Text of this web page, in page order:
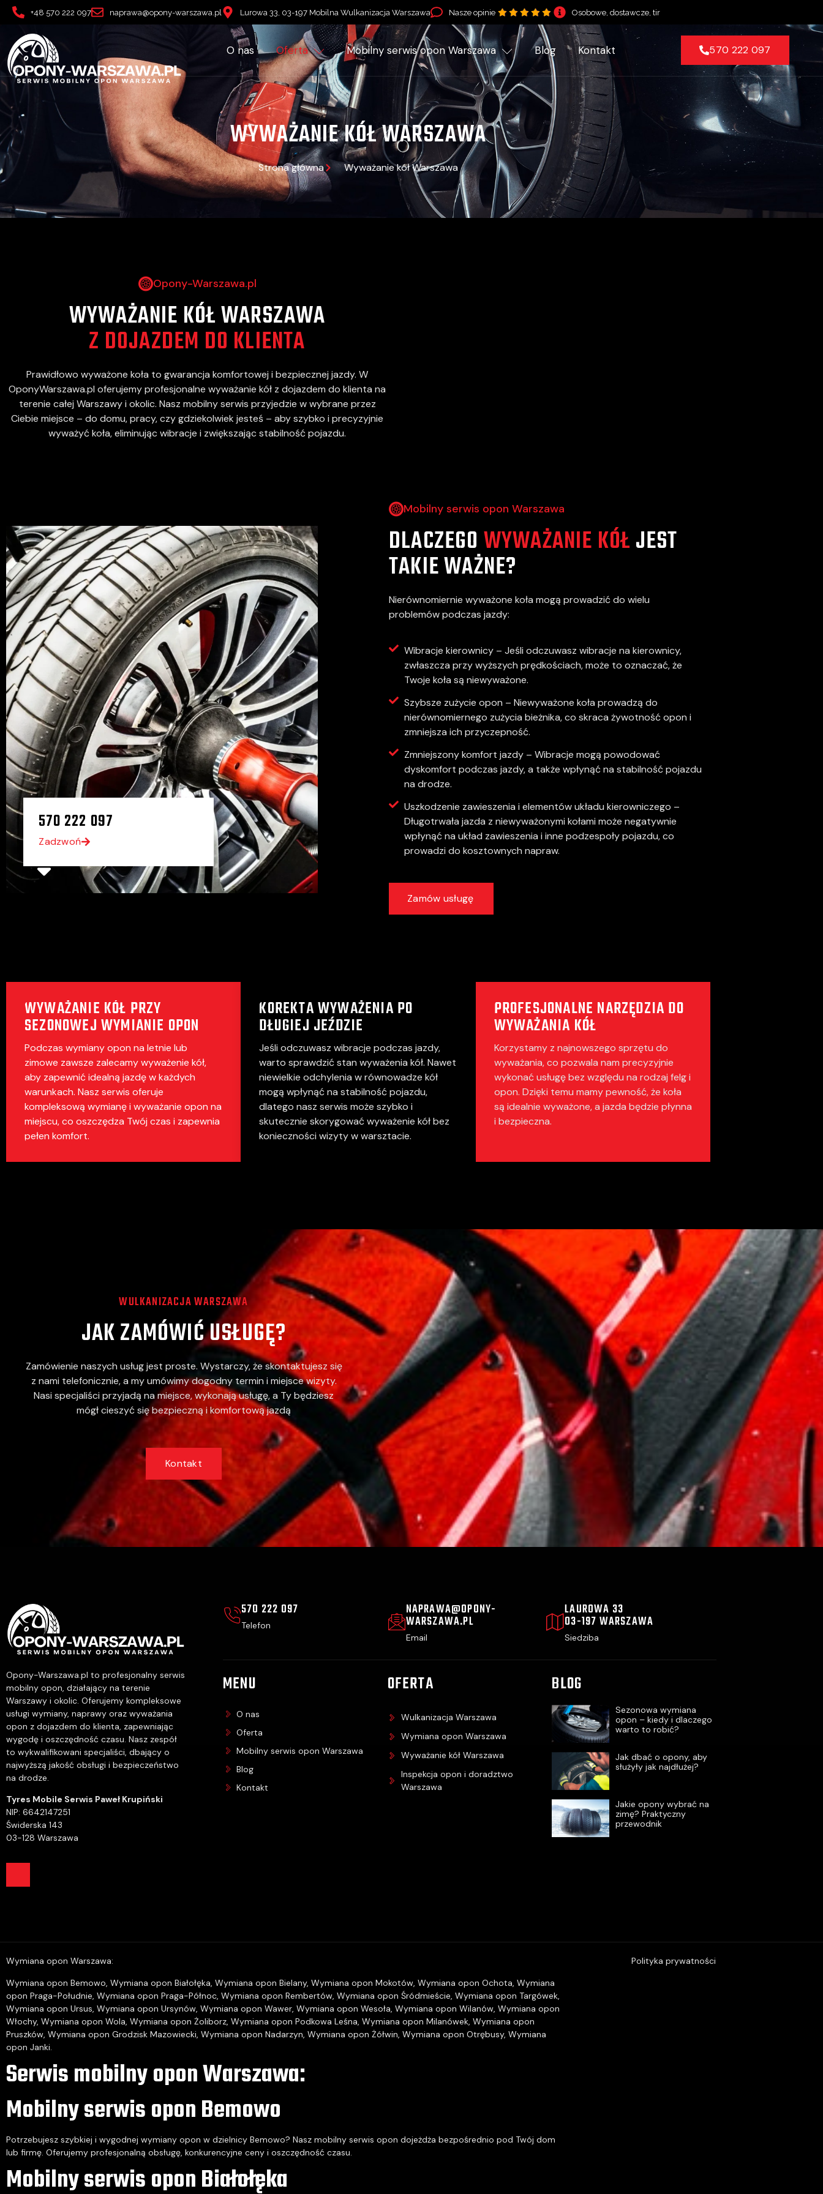
+48 570 222 097 naprawa@opony-warszawa.pl Lurowa 33, 03-197 Mobilna Wulkanizacja Warszawa Nasze opinie Osobowe, dostawcze, tir
O nas Oferta Mobilny serwis opon Warszawa Blog Kontakt 570 222 097
WYWAŻANIE KÓŁ WARSZAWA
Strona główna Wyważanie kół Warszawa
Opony-Warszawa.pl
WYWAŻANIE KÓŁ WARSZAWA
Z DOJAZDEM DO KLIENTA
Prawidłowo wyważone koła to gwarancja komfortowej i bezpiecznej jazdy. W
OponyWarszawa.pl oferujemy profesjonalne wyważanie kół z dojazdem do klienta na
terenie całej Warszawy i okolic. Nasz mobilny serwis przyjedzie w wybrane przez
Ciebie miejsce – do domu, pracy, czy gdziekolwiek jesteś – aby szybko i precyzyjnie
wyważyć koła, eliminując wibracje i zwiększając stabilność pojazdu.
570 222 097
Zadzwoń
Mobilny serwis opon Warszawa
DLACZEGO WYWAŻANIE KÓŁJEST
TAKIE WAŻNE?
Nierównomiernie wyważone koła mogą prowadzić do wielu
problemów podczas jazdy:
Wibracje kierownicy – Jeśli odczuwasz wibracje na kierownicy,
zwłaszcza przy wyższych prędkościach, może to oznaczać, że
Twoje koła są niewyważone.
Szybsze zużycie opon – Niewyważone koła prowadzą do
nierównomiernego zużycia bieżnika, co skraca żywotność opon i
zmniejsza ich przyczepność.
Zmniejszony komfort jazdy – Wibracje mogą powodować
dyskomfort podczas jazdy, a także wpłynąć na stabilność pojazdu
na drodze.
Uszkodzenie zawieszenia i elementów układu kierowniczego –
Długotrwała jazda z niewyważonymi kołami może negatywnie
wpłynąć na układ zawieszenia i inne podzespoły pojazdu, co
prowadzi do kosztownych napraw.
Zamów usługę
WYWAŻANIE KÓŁ PRZY
SEZONOWEJ WYMIANIE OPON
Podczas wymiany opon na letnie lub
zimowe zawsze zalecamy wyważenie kół,
aby zapewnić idealną jazdę w każdych
warunkach. Nasz serwis oferuje
kompleksową wymianę i wyważanie opon na
miejscu, co oszczędza Twój czas i zapewnia
pełen komfort.
KOREKTA WYWAŻENIA PO
DŁUGIEJ JEŹDZIE
Jeśli odczuwasz wibracje podczas jazdy,
warto sprawdzić stan wyważenia kół. Nawet
niewielkie odchylenia w równowadze kół
mogą wpłynąć na stabilność pojazdu,
dlatego nasz serwis może szybko i
skutecznie skorygować wyważenie kół bez
konieczności wizyty w warsztacie.
PROFESJONALNE NARZĘDZIA DO
WYWAŻANIA KÓŁ
Korzystamy z najnowszego sprzętu do
wyważania, co pozwala nam precyzyjnie
wykonać usługę bez względu na rodzaj felg i
opon. Dzięki temu mamy pewność, że koła
są idealnie wyważone, a jazda będzie płynna
i bezpieczna.
WULKANIZACJA WARSZAWA
JAK ZAMÓWIĆ USŁUGĘ?
Zamówienie naszych usług jest proste. Wystarczy, że skontaktujesz się
z nami telefonicznie, a my umówimy dogodny termin i miejsce wizyty.
Nasi specjaliści przyjadą na miejsce, wykonają usługę, a Ty będziesz
mógł cieszyć się bezpieczną i komfortową jazdą
Kontakt
Opony-Warszawa.pl to profesjonalny serwis
mobilny opon, działający na terenie
Warszawy i okolic. Oferujemy kompleksowe
usługi wymiany, naprawy oraz wyważania
opon z dojazdem do klienta, zapewniając
wygodę i oszczędność czasu. Nasz zespół
to wykwalifikowani specjaliści, dbający o
najwyższą jakość obsługi i bezpieczeństwo
na drodze.
Tyres Mobile Serwis Paweł Krupiński
NIP: 6642147251
Świderska 143
03-128 Warszawa
570 222 097
Telefon
NAPRAWA@OPONY-
WARSZAWA.PL
Email
LAUROWA 33
03-197 WARSZAWA
Siedziba
MENU
O nas
Oferta
Mobilny serwis opon Warszawa
Blog
Kontakt
OFERTA
Wulkanizacja Warszawa
Wymiana opon Warszawa
Wyważanie kół Warszawa
Inspekcja opon i doradztwo
Warszawa
BLOG
Sezonowa wymiana
opon – kiedy i dlaczego
warto to robić?
Jak dbać o opony, aby
służyły jak najdłużej?
Jakie opony wybrać na
zimę? Praktyczny
przewodnik
Wymiana opon Warszawa:
Wymiana opon Bemowo, Wymiana opon Białołęka, Wymiana opon Bielany, Wymiana opon Mokotów, Wymiana opon Ochota, Wymiana
opon Praga-Południe, Wymiana opon Praga-Północ, Wymiana opon Rembertów, Wymiana opon Śródmieście, Wymiana opon Targówek,
Wymiana opon Ursus, Wymiana opon Ursynów, Wymiana opon Wawer, Wymiana opon Wesoła, Wymiana opon Wilanów, Wymiana opon
Włochy, Wymiana opon Wola, Wymiana opon Żoliborz, Wymiana opon Podkowa Leśna, Wymiana opon Milanówek, Wymiana opon
Pruszków, Wymiana opon Grodzisk Mazowiecki, Wymiana opon Nadarzyn, Wymiana opon Żółwin, Wymiana opon Otrębusy, Wymiana
opon Janki.
Serwis mobilny opon Warszawa:
Mobilny serwis opon Bemowo
Potrzebujesz szybkiej i wygodnej wymiany opon w dzielnicy Bemowo? Nasz mobilny serwis opon dojeżdża bezpośrednio pod Twój dom
lub firmę. Oferujemy profesjonalną obsługę, konkurencyjne ceny i oszczędność czasu.
Mobilny serwis opon Białołęka
Polityka prywatności